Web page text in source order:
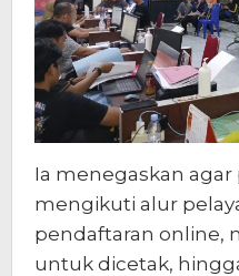
Ia menegaskan
mengikuti alur
pendaftaran online,
untuk dicetak,